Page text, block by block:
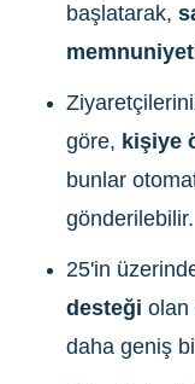
başlatarak,
göre, kişiye
bunlar
gönderilebilir.
25'in
desteği olan
daha geniş